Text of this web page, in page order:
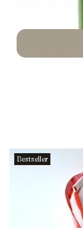
Bestseller